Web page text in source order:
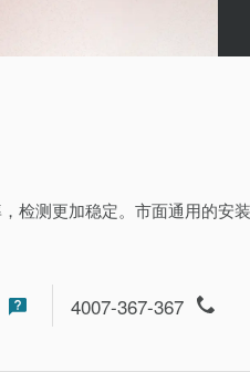
检测更加稳定。市面通用的安
4007-367-367